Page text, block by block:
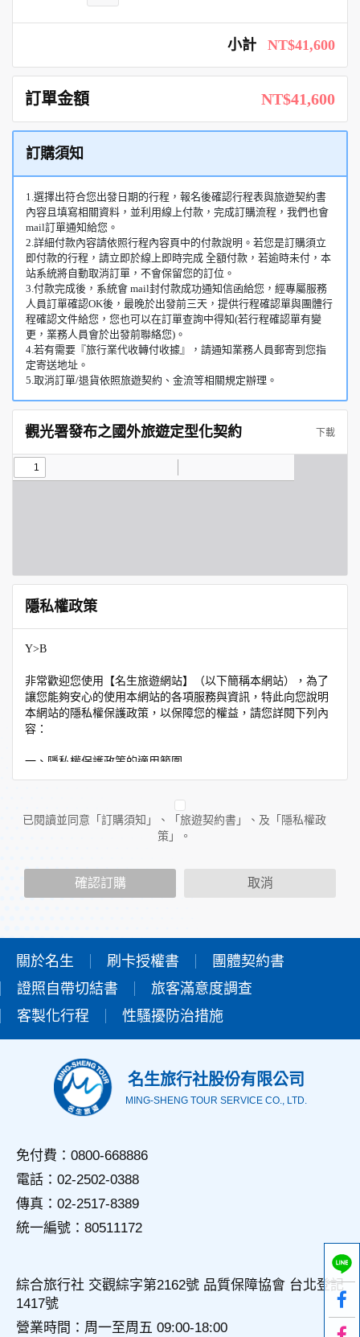
小計 NT$41,600
訂單金額 NT$41,600
訂購須知
1.選擇出符合您出發日期的行程，報名後確認行程表與旅遊契約書
內容且填寫相關資料，並利用線上付款，完成訂購流程，我們也會
mail訂單通知給您。
2.詳細付款內容請依照行程內容頁中的付款說明。若您是訂購須立
即付款的行程，請立即於線上即時完成 全額付款，若逾時未付，本
站系統將自動取消訂單，不會保留您的訂位。
3.付款完成後，系統會 mail封付款成功通知信函給您，經專屬服務
人員訂單確認OK後，最晚於出發前三天，提供行程確認單與團體行
程確認文件給您，您也可以在訂單查詢中得知(若行程確認單有變
更，業務人員會於出發前聯絡您)。
4.若有需要『旅行業代收轉付收據』，請通知業務人員郵寄到您指
定寄送地址。
5.取消訂單/退貨依照旅遊契約、金流等相關規定辦理。
觀光署發布之國外旅遊定型化契約 下載
隱私權政策
Y>B
非常歡迎您使用【名生旅遊網站】（以下簡稱本網站），為了
讓您能夠安心的使用本網站的各項服務與資訊，特此向您說明
本網站的隱私權保護政策，以保障您的權益，請您詳閱下列內
容：
一、隱私權保護政策的適用範圍
隱私權保護政策內容，包括本網站如何處理在您使用網站服務
外的相關連結網站，也不適用於非本網站所委託或參與管理的
人員。
當您造訪本網站或使用本網站所提供之功能服務時，我們將視
該服務功能性質，請您提供必要的個人資料，並在該特定目的
本網站在您使用服務信箱、問卷調查等互動性功能時，會保留
您所提供的姓名、電子郵件地址、聯絡方式及使用時間等。
於一般瀏覽時，伺服器會自行記錄相關行徑，包括您使用連線
設備的IP位址、使用時間、使用的瀏覽器、瀏覽及點選資料記
用，決不對外公佈。
外，我們會視需要公佈統計數據及說明文字，但不涉及特定個
人之資料。
三、資料之保護
備及必要的安全防護措施，加以保護網站及您的個人資料採用
嚴格的保護措施，只由經過授權的人員才能接觸您的個人資
料，相關處理人員皆簽有保密合約，如有違反保密義務者，將
會受到相關的法律處分。
如因業務需要有必要委託其他單位提供服務時，本網站亦會嚴
格要求其遵守保密義務，並且採取必要檢查程序以確定其將確
四、網站對外的相關連結
本網站的網頁提供其他網站的網路連結，您也可經由本網站所
提供的連結，點選進入其他網站。但該連結網站不適用本網站
的隱私權保護政策，您必須參考該連結網站中的隱私權保護政
已閱讀並同意「訂購須知」、「旅遊契約書」、及「隱私權政
策」。
確認訂購 取消
關於名生 刷卡授權書
團體契約書
證照自帶切結書
旅客滿意度調查
客製化行程
性騷擾防治措施
名生旅行社股份有限公司
MING-SHENG TOUR SERVICE CO., LTD.
免付費：0800-668886
電話：02-2502-0388
傳真：02-2517-8389
統一編號：80511172
綜合旅行社 交觀綜字第2162號 品質保障協會 台北登記
1417號
營業時間：周一至周五 09:00-18:00